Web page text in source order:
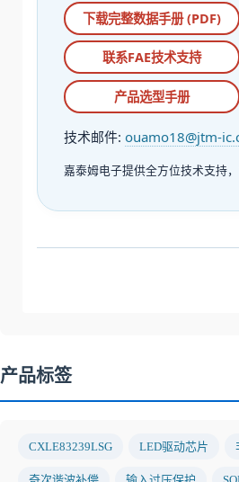
下载完整数据手册 (PDF)
联系FAE技术支持
产品选型手册
技术邮件: ouamo18@jtm-
嘉泰姆电子提供全方位技术支持
产品标签
CXLE83239LSG LED驱动芯片